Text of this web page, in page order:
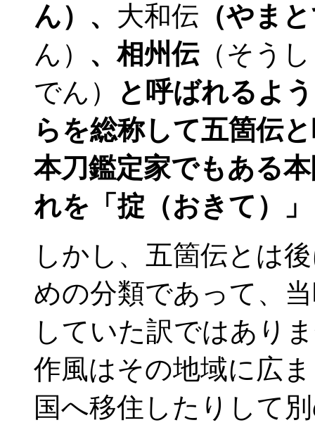
ん）、 大和伝 （やま
ん） 、相州伝（そう
でん）
と呼ばれるよ
らを総称して五箇伝
本刀鑑定家でもある
れを「掟（おきて）
しかし、五箇伝とは
めの分類であって、
していた訳ではあり
作風はその地域に広
国へ移住したりして